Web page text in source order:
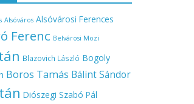
Alsóváros Alsóvárosi Ferences
Ferenc Belvárosi Mozi
Blazovich László Bogoly
Boros Tamás Bálint Sándor
Diószegi Szabó Pál